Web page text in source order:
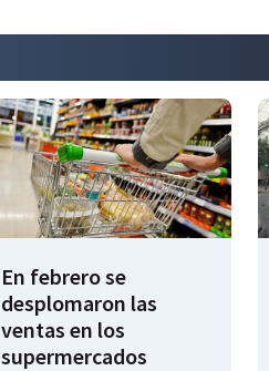
En febrero se
desplomaron las
ventas en los
supermercados